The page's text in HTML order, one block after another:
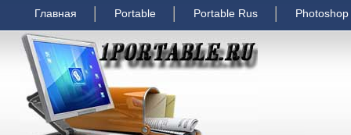
Главная Portable Portable Rus Photoshop